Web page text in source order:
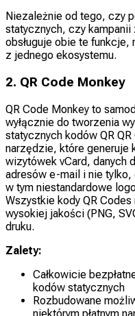
Niezależnie od tego, czy
statycznych, czy
obsługuje obie te
z jednego ekosystemu.
2. QR Code Monkey
QR Code Monkey to
wyłącznie do tworzenia
statycznych kodów QR
narzędzie, które generuje
wizytówek vCard, danych
adresów e-mail i nie
w tym niestandardowe
Wszystkie kody QR
wysokiej jakości (PNG,
druku.
Zalety:
Całkowicie
kodów statycznych
Rozbudowane
niektórym płatnym